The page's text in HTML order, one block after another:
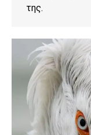
της.